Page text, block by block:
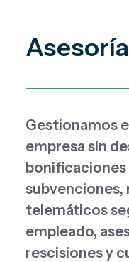
Gestionamos
empresa sin
subvenciones,
telemáticos
empleado,
rescisiones y